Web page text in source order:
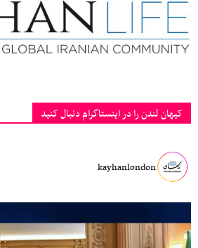
کیهان لندن را در اینستاگرام دنبال کنید
kayhanlondon